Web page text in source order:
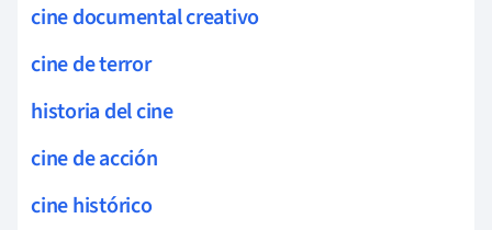
cine documental creativo
cine de terror
historia del cine
cine de acción
cine histórico